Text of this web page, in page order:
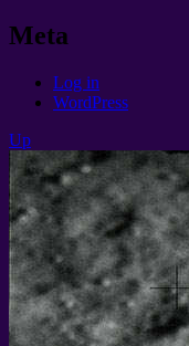
Meta
Log in
WordPress
Up